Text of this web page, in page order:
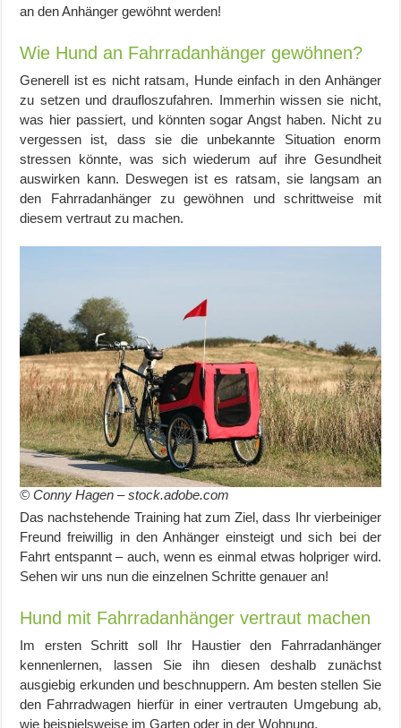
an den Anhänger gewöhnt werden!
Wie Hund an Fahrradanhänger gewöhnen?
Generell ist es nicht ratsam, Hunde einfach in den Anhänger
zu setzen und draufloszufahren. Immerhin wissen sie nicht,
was hier passiert, und könnten sogar Angst haben. Nicht zu
vergessen ist, dass sie die unbekannte Situation enorm
stressen könnte, was sich wiederum auf ihre Gesundheit
auswirken kann. Deswegen ist es ratsam, sie langsam an
den Fahrradanhänger zu gewöhnen und schrittweise mit
diesem vertraut zu machen.
© Conny Hagen – stock.adobe.com
Das nachstehende Training hat zum Ziel, dass Ihr vierbeiniger
Freund freiwillig in den Anhänger einsteigt und sich bei der
Fahrt entspannt – auch, wenn es einmal etwas holpriger wird.
Sehen wir uns nun die einzelnen Schritte genauer an!
Hund mit Fahrradanhänger vertraut machen
Im ersten Schritt soll Ihr Haustier den Fahrradanhänger
kennenlernen, lassen Sie ihn diesen deshalb zunächst
ausgiebig erkunden und beschnuppern. Am besten stellen Sie
den Fahrradwagen hierfür in einer vertrauten Umgebung ab,
wie beispielsweise im Garten oder in der Wohnung.